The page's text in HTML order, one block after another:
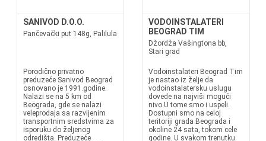
SANIVOD D.O.O.
Pančevački put 148g, Palilula
Porodično privatno
preduzeće Sanivod Beograd
osnovano je 1991.godine.
Nalazi se na 5 km od
Beograda, gde se nalazi
veleprodaja sa razvijenim
transportnim sredstvima za
isporuku do željenog
odredišta. Preduzeće
VODOINSTALATERI
BEOGRAD TIM
Džordža Vašingtona bb,
Stari grad
Vodoinstalateri Beograd Tim
je nastao iz želje da
vodoinstalatersku uslugu
dovede na najviši mogući
nivo.U tome smo i uspeli.
Dostupni smo na celoj
teritoriji grada Beograda i
okoline 24 sata, tokom cele
godine. U svakom trenutku